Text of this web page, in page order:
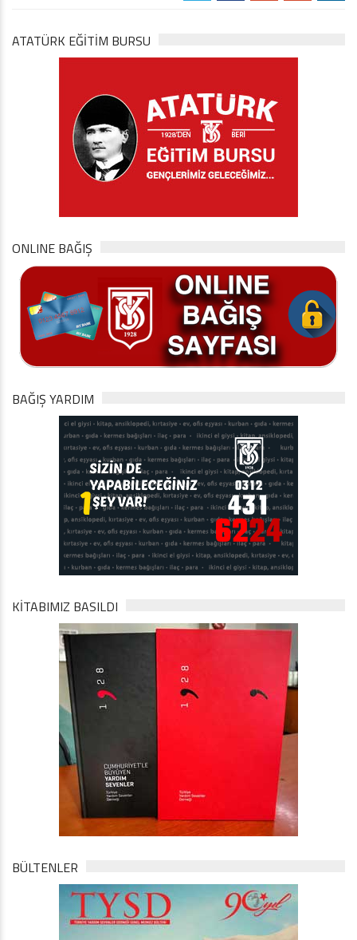
ATATÜRK EĞITIM BURSU
ONLINE BAĞIŞ
BAĞIŞ YARDIM
KİTABIMIZ BASILDI
BÜLTENLER